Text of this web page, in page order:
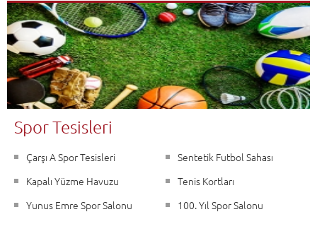
Spor Tesisleri
Çarşı A Spor Tesisleri
Sentetik Futbol Sahası
Kapalı Yüzme Havuzu
Tenis Kortları
Yunus Emre Spor Salonu
100. Yıl Spor Salonu